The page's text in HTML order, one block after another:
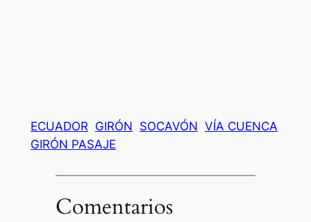
ECUADOR GIRÓN SOCAVÓN VÍA CUENCA
GIRÓN PASAJE
Comentarios